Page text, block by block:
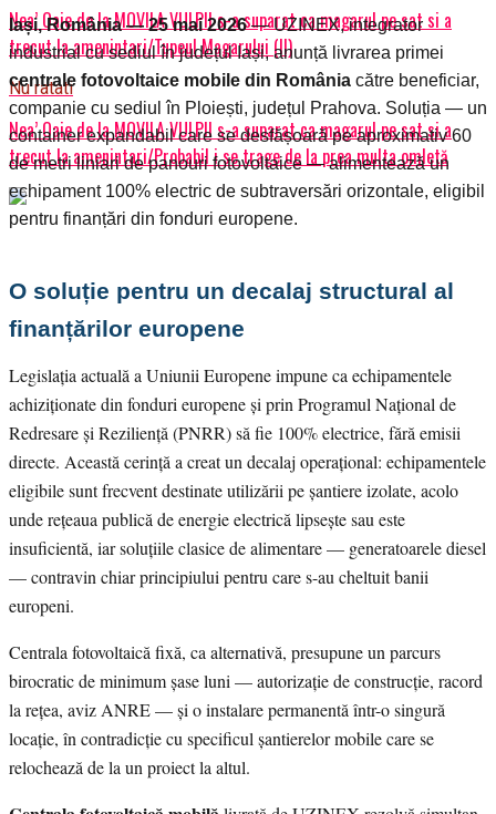
Nea’ Oaie de la MOVILA VULPII s-a suparat ca magarul pe sat si a
trecut la amenintari/Tupeul Magarului (II)
Nu ratati
Nea’ Oaie de la MOVILA VULPII s-a suparat ca magarul pe sat si a
trecut la amenintari/Probabil i se trage de la prea multa omletă
Iași, România — 25 mai 2026— UZINEX, integrator
industrial cu sediul în județul Iași, anunță livrarea primei
centrale fotovoltaice mobile din România către beneficiar,
companie cu sediul în Ploiești, județul Prahova. Soluția — un
container expandabil care se desfășoară pe aproximativ 60
de metri liniari de panouri fotovoltaice — alimentează un
echipament 100% electric de subtraversări orizontale, eligibil
pentru finanțări din fonduri europene.
O soluție pentru un decalaj structural al
finanțărilor europene
Legislația actuală a Uniunii Europene impune ca echipamentele
achiziționate din fonduri europene și prin Programul Național de
Redresare și Reziliență (PNRR) să fie 100% electrice, fără emisii
directe. Această cerință a creat un decalaj operațional: echipamentele
eligibile sunt frecvent destinate utilizării pe șantiere izolate, acolo
unde rețeaua publică de energie electrică lipsește sau este
insuficientă, iar soluțiile clasice de alimentare — generatoarele diesel
— contravin chiar principiului pentru care s-au cheltuit banii
europeni.
Centrala fotovoltaică fixă, ca alternativă, presupune un parcurs
birocratic de minimum șase luni — autorizație de construcție, racord
la rețea, aviz ANRE — și o instalare permanentă într-o singură
locație, în contradicție cu specificul șantierelor mobile care se
relochează de la un proiect la altul.